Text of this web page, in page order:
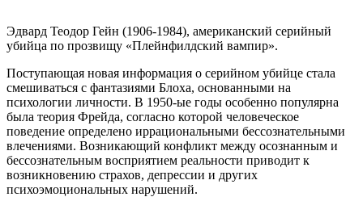
Эдвард Теодор Гейн (1906-1984), американский серийный
убийца по прозвищу «Плейнфилдский вампир».
Поступающая новая информация о серийном убийце стала
смешиваться с фантазиями Блоха, основанными на
психологии личности. В 1950-ые годы особенно популярна
была теория Фрейда, согласно которой человеческое
поведение определено иррациональными бессознательными
влечениями. Возникающий конфликт между осознанным и
бессознательным восприятием реальности приводит к
возникновению страхов, депрессии и других
психоэмоциональных нарушений.